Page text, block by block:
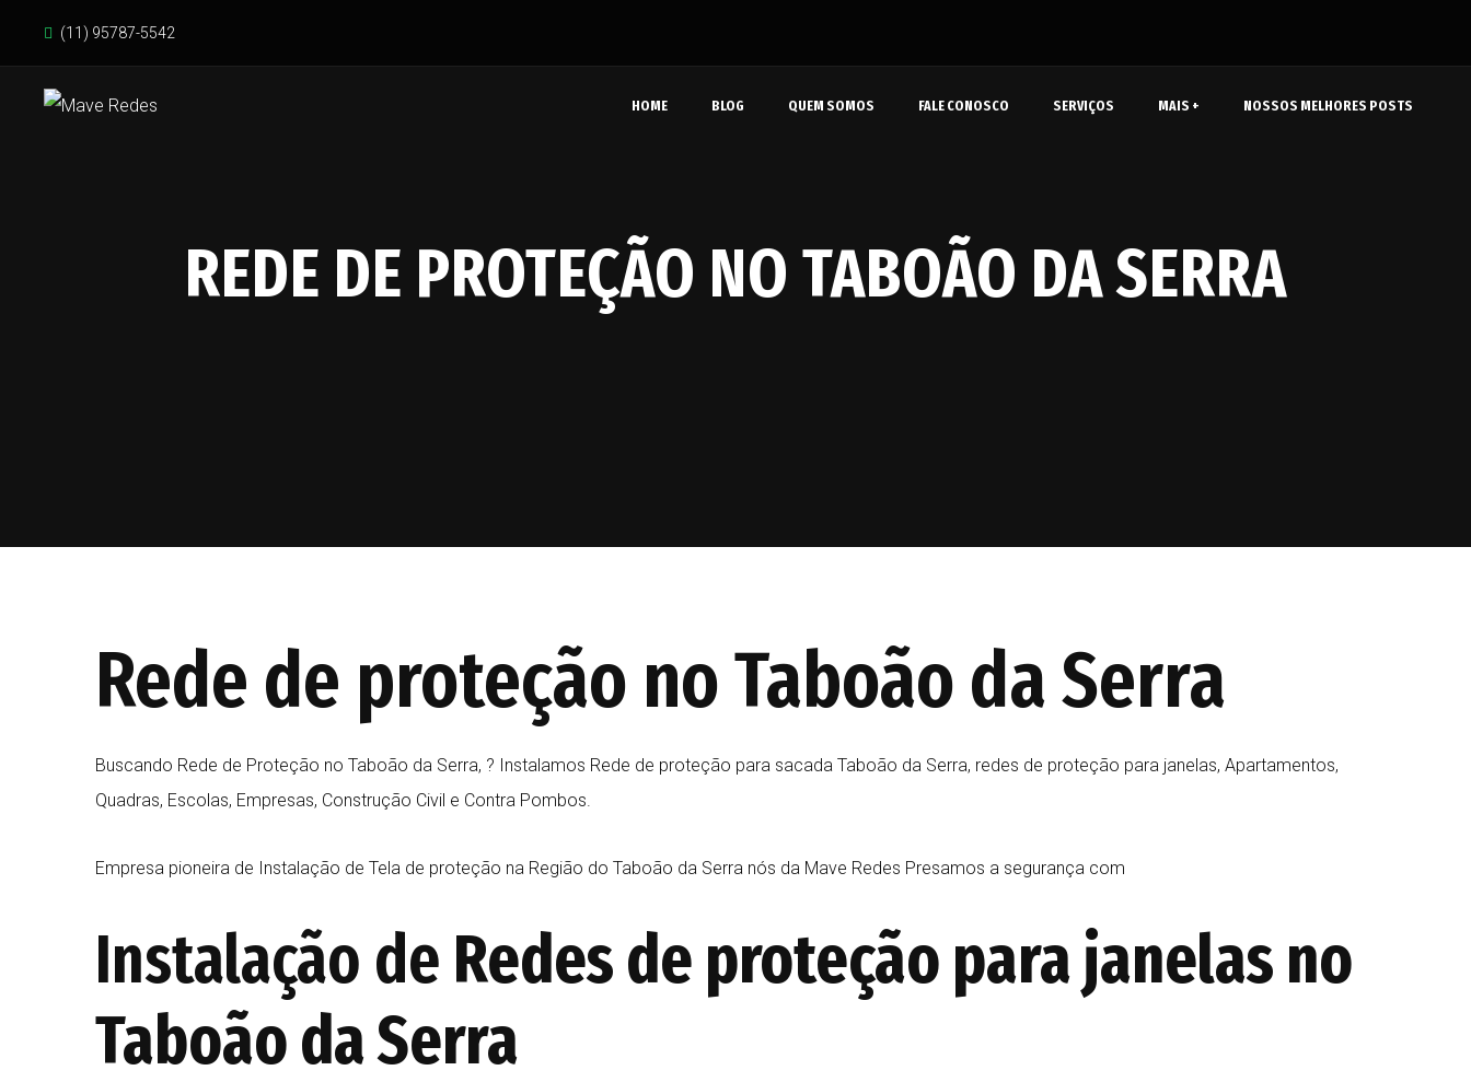
(11) 95787-5542
HOME BLOG QUEM SOMOS FALE CONOSCO SERVIÇOS MAIS + NOSSOS MELHORES POSTS
REDE DE PROTEÇÃO NO TABOÃO DA SERRA
Rede de proteção no Taboão da Serra
Buscando Rede de Proteção no Taboão da Serra, ? Instalamos Rede de proteção para sacada Taboão da Serra, redes de proteção para janelas, Apartamentos,
Quadras, Escolas, Empresas, Construção Civil e Contra Pombos.
Empresa pioneira de Instalação de Tela de proteção na Região do Taboão da Serra nós da Mave Redes Presamos a segurança com
Instalação de Redes de proteção para janelas no
Taboão da Serra